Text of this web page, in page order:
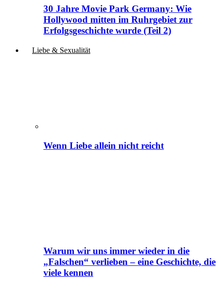
30 Jahre Movie Park Germany: Wie
Hollywood mitten im Ruhrgebiet zur
Erfolgsgeschichte wurde (Teil 2)
Liebe & Sexualität
Wenn Liebe allein nicht reicht
Warum wir uns immer wieder in die
„Falschen“ verlieben – eine Geschichte, die
viele kennen